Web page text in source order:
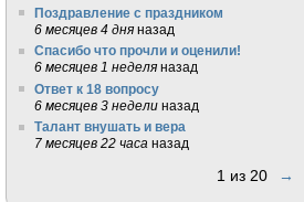
Поздравление с праздником
6 месяцев 4 дня назад
Спасибо что прочли и оценили!
6 месяцев 1 неделя назад
Ответ к 18 вопросу
6 месяцев 3 недели назад
Талант внушать и вера
7 месяцев 22 часа назад
1 из 20 →